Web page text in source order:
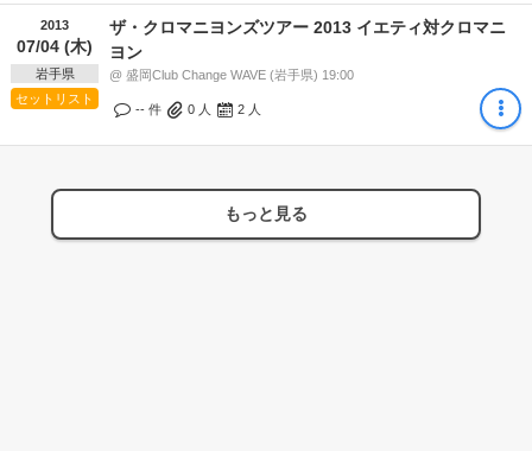
2013
07/04 (木)
岩手県
セットリスト
ザ・クロマニヨンズツアー 2013 イエティ対クロマニ
ヨン
@ 盛岡Club Change WAVE (岩手県) 19:00
-- 件 0 人 2 人
もっと見る